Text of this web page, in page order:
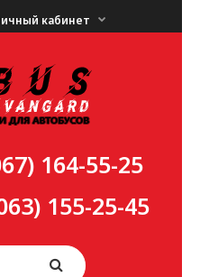
кабинет
164-55-25
155-25-45